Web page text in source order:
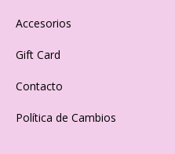
Accesorios
Gift Card
Contacto
Política de Cambios